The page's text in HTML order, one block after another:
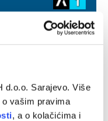
d.o.o. Sarajevo. Više
vašim pravima
, a o kolačićima i